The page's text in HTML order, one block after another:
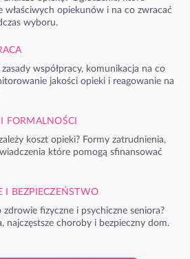
właściwych opiekunów i na co zwracać
wyboru.
zasady współpracy, komunikacja na co
jakości opieki i reagowanie na
FORMALNOŚCI
koszt opieki? Formy zatrudnienia,
które pomogą sfinansować
I BEZPIECZEŃSTWO
zdrowie fizyczne i psychiczne seniora?
najczęstsze choroby i bezpieczny dom.